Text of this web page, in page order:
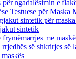
për ngadalësimin e
Testuese për Maska
sintetik për
sintetik
frymëmarrjes me maskë
rrjedhës së shkrirjes së
maskës